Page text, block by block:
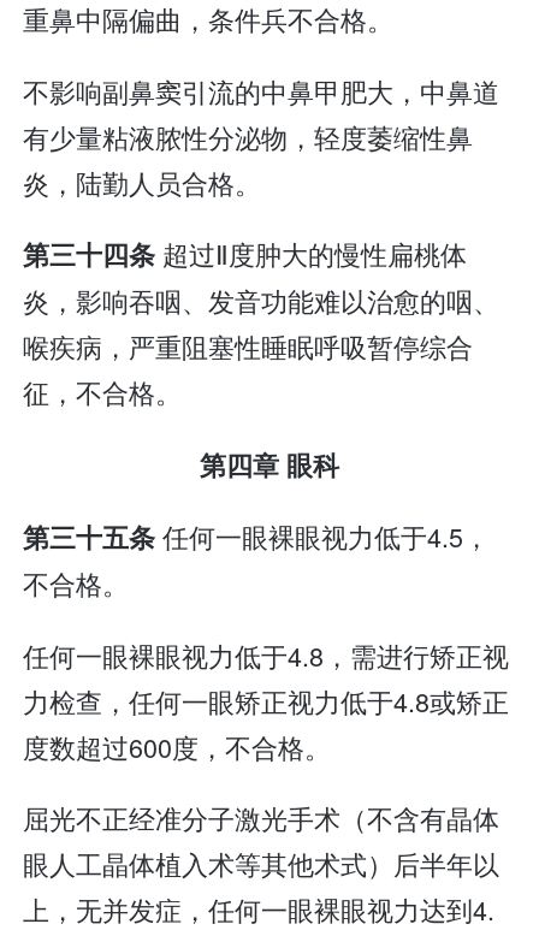
重鼻中隔偏曲，条件兵不合格。
不影响副鼻窦引流的中鼻甲肥大，中鼻道
有少量粘液脓性分泌物，轻度萎缩性鼻
炎，陆勤人员合格。
第三十四条 超过Ⅱ度肿大的慢性扁桃体
炎，影响吞咽、发音功能难以治愈的咽、
喉疾病，严重阻塞性睡眠呼吸暂停综合
征，不合格。
第四章 眼科
第三十五条任何一眼裸眼视力低于4.5，
不合格。
任何一眼裸眼视力低于4.8，需进行矫正视
力检查，任何一眼矫正视力低于4.8或矫正
度数超过600度，不合格。
屈光不正经准分子激光手术（不含有晶体
眼人工晶体植入术等其他术式）后半年以
上，无并发症，任何一眼裸眼视力达到4.